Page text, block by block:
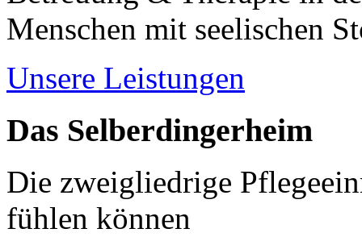
Menschen mit seelischen
Unsere Leistungen
Das Selberdingerheim
Die zweigliedrige
fühlen können